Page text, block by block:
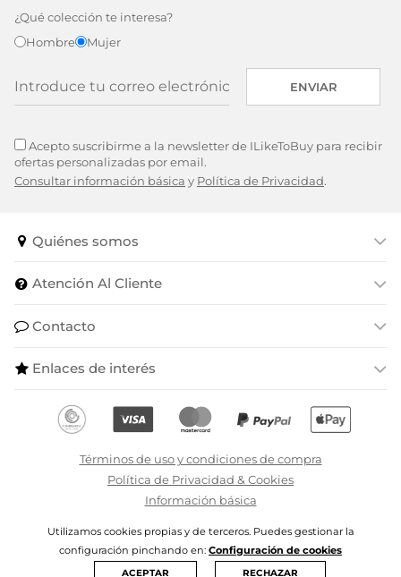
¿Qué colección te interesa?
Hombre
Mujer
ENVIAR
Acepto suscribirme a la newsletter de ILikeToBuy para recibir
ofertas personalizadas por email.
Consultar información básica y Política de Privacidad.
Quiénes somos
Atención Al Cliente
Contacto
Enlaces de interés
Términos de uso y condiciones de compra
Política de Privacidad & Cookies
Información básica
Degrifé S.L.U - ILikeToBuy - 2024 | CIF B79074399
Todos los derechos reservados
Powered by
Varadero
Utilizamos cookies propias y de terceros. Puedes gestionar la
configuración pinchando en: Configuración de cookies
ACEPTAR RECHAZAR